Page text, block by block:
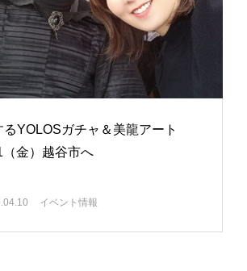
るYOLOSガチャ＆美龍アート
（金）越谷市へ
イベント情報